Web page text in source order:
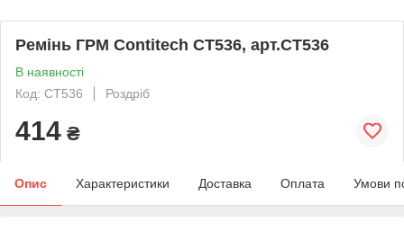
Ремінь ГРМ Contitech CT536, арт.CT536
В наявності
Код: CT536
Роздріб
414 ₴
Опис Характеристики Доставка Оплата Умови